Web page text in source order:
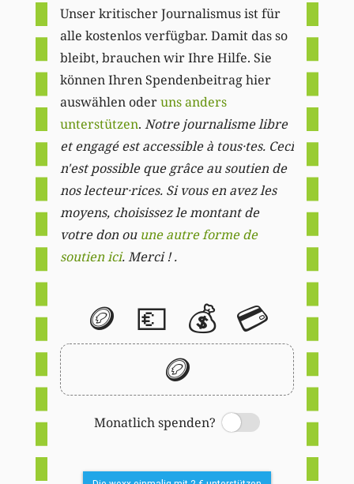
Unser kritischer Journalismus ist für
alle kostenlos verfügbar. Damit das so
bleibt, brauchen wir Ihre Hilfe. Sie
können Ihren Spendenbeitrag hier
auswählen oderuns anders
unterstützen. Notre journalisme libre
et engagé est accessible à tous·tes. Ceci
n'est possible que grâce au soutien de
nos lecteur·rices. Si vous en avez les
moyens, choisissez le montant de
votre don ou une autre forme de
soutien ici. Merci ! .
🪙 💶 💰 💳
🪙
Monatlich spenden?
Switch